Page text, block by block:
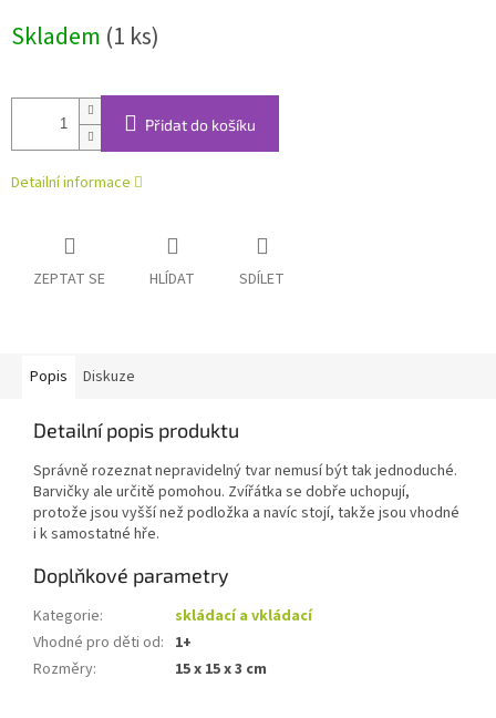
cena:
Skladem (1 ks)
Přidat do košíku
Detailní informace
ZEPTAT SE HLÍDAT SDÍLET
Popis Diskuze
Detailní popis produktu
Správně rozeznat nepravidelný tvar nemusí být tak jednoduché.
Barvičky ale určitě pomohou. Zvířátka se dobře uchopují,
protože jsou vyšší než podložka a navíc stojí, takže jsou vhodné
i k samostatné hře.
Doplňkové parametry
Kategorie:
skládací a vkládací
Vhodné pro děti od: 1+
Rozměry: 15 x 15 x 3 cm